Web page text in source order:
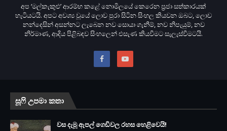
අප ‘මල්කැකුළු’ ආරම්භ කළේ නොමිලයේ කෙරෙන ප‍්‍රජා සත්කාරයක්
හැටියටයි. අපට අවශ්‍ය වූයේ ලොව පුරා සිටින සිංහල කියවන ඔබට, ලොව
නන්දෙසින් අසන්නට ලැබෙන නව සොයා ගැනීම්, නව නිපැයුම්, නව
නිර්මාණ, ආදිය පිළිබඳව සිංහලෙන් එසැණ කියවීමට සැලැස්වීමටයි.
සූෆි උපමා කතා
වස දැමූ ඇපල් ගෙඩිවල රහස හෙළිවෙයි!